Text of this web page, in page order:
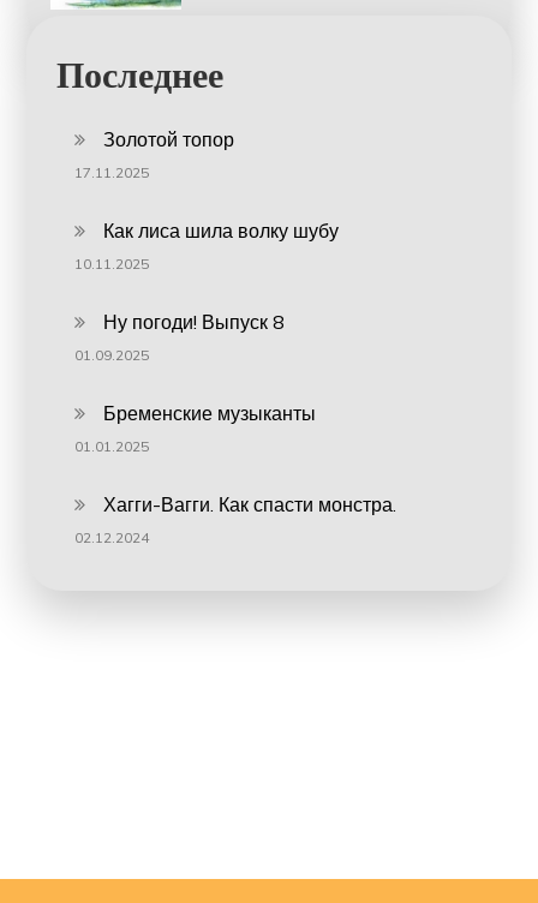
Последнее
Золотой топор
17.11.2025
Как лиса шила волку шубу
10.11.2025
Ну погоди! Выпуск 8
01.09.2025
Бременские музыканты
01.01.2025
Хагги-Вагги. Как спасти монстра.
02.12.2024